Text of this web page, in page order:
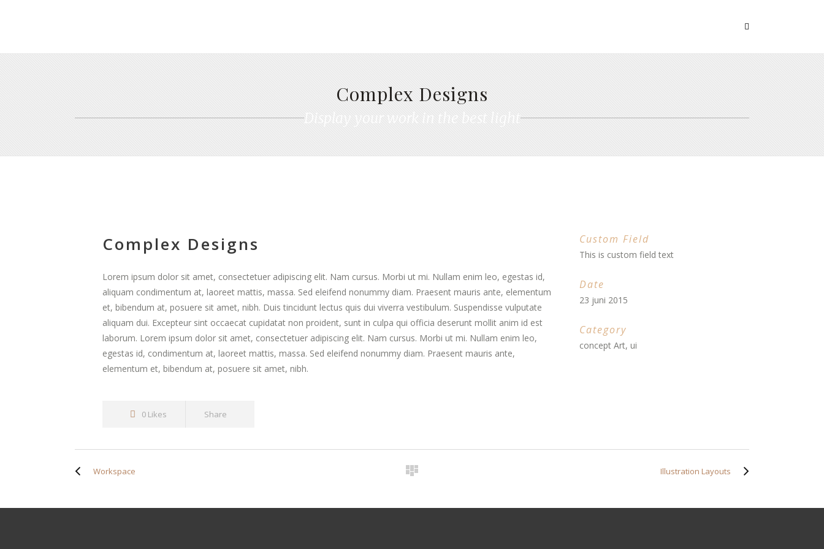
Complex Designs
Display your work in the best light
Complex Designs
Lorem ipsum dolor sit amet, consectetuer adipiscing elit. Nam cursus. Morbi ut mi. Nullam enim leo, egestas id,
aliquam condimentum at, laoreet mattis, massa. Sed eleifend nonummy diam. Praesent mauris ante, elementum
et, bibendum at, posuere sit amet, nibh. Duis tincidunt lectus quis dui viverra vestibulum. Suspendisse vulputate
aliquam dui. Excepteur sint occaecat cupidatat non proident, sunt in culpa qui officia deserunt mollit anim id est
laborum. Lorem ipsum dolor sit amet, consectetuer adipiscing elit. Nam cursus. Morbi ut mi. Nullam enim leo,
egestas id, condimentum at, laoreet mattis, massa. Sed eleifend nonummy diam. Praesent mauris ante,
elementum et, bibendum at, posuere sit amet, nibh.
0 Likes Share
Custom Field
This is custom field text
Date
23 juni 2015
Category
concept Art, ui
Workspace Illustration Layouts